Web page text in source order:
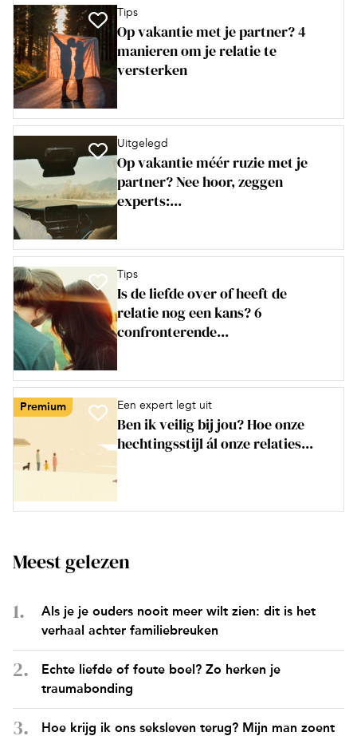
Tips
Op vakantie met je partner? 4
manieren om je relatie te
versterken
Uitgelegd
Op vakantie méér ruzie met je
partner? Nee hoor, zeggen
experts:...
Tips
Is de liefde over of heeft de
relatie nog een kans? 6
confronterende...
Premium Een expert legt uit
Ben ik veilig bij jou? Hoe onze
hechtingsstijl ál onze relaties...
Meest gelezen
Als je je ouders nooit meer wilt zien: dit is het
verhaal achter familiebreuken
Echte liefde of foute boel? Zo herken je
traumabonding
Hoe krijg ik ons seksleven terug? Mijn man zoent